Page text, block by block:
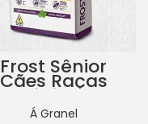
Frost Sênior
Cães Raças
Médias e
Grandes à
Á Granel